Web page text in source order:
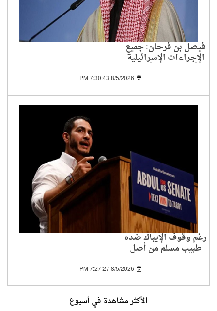
فيصل بن فرحان: جميع
الإجراءات الإسرائيلية
الأحادية في الأراضي
الفلسطينية باطلة 8/5/2026 7:30:43 PM
رغم وقوف الإيباك ضده
طبيب مسلم من أصل
مجلس الشيوخ الأمريكي8/5/2026 7:27:27 PM
الأكثر مشاهدة في أسبوع